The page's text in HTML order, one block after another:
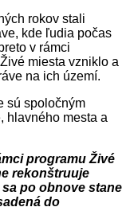
rokov stali
kde ľudia počas
v rámci
miesta vzniklo a
na ich území.
sú spoločným
hlavného mesta a
programu Živé
rekonštruuje
po obnove stane
do